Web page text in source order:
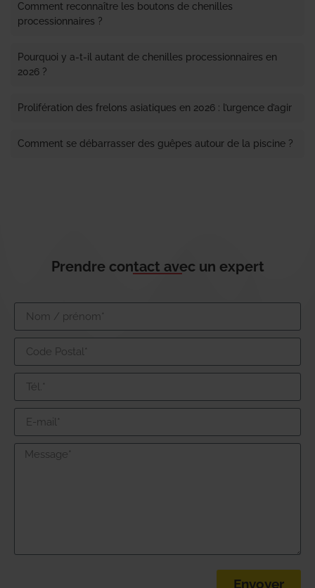
Comment reconnaître les boutons de chenilles
processionnaires ?
Pourquoi y a-t-il autant de chenilles processionnaires en
2026 ?
Prolifération des frelons asiatiques en 2026 : l’urgence d’agir
Comment se débarrasser des guêpes autour de la piscine ?
Prendre contact avec un expert
Envoyer